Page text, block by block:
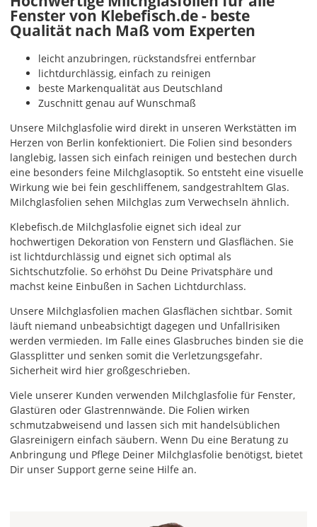
Fenster von Klebefisch.de - beste
Qualität nach Maß vom Experten
leicht anzubringen, rückstandsfrei entfernbar
lichtdurchlässig, einfach zu reinigen
beste Markenqualität aus Deutschland
Zuschnitt genau auf Wunschmaß
Unsere Milchglasfolie wird direkt in unseren Werkstätten im
Herzen von Berlin konfektioniert. Die Folien sind besonders
langlebig, lassen sich einfach reinigen und bestechen durch
eine besonders feine Milchglasoptik. So entsteht eine visuelle
Wirkung wie bei fein geschliffenem, sandgestrahltem Glas.
Milchglasfolien sehen Milchglas zum Verwechseln ähnlich.
Klebefisch.de Milchglasfolie eignet sich ideal zur
hochwertigen Dekoration von Fenstern und Glasflächen. Sie
ist lichtdurchlässig und eignet sich optimal als
Sichtschutzfolie. So erhöhst Du Deine Privatsphäre und
machst keine Einbußen in Sachen Lichtdurchlass.
Unsere Milchglasfolien machen Glasflächen sichtbar. Somit
läuft niemand unbeabsichtigt dagegen und Unfallrisiken
werden vermieden. Im Falle eines Glasbruches binden sie die
Glassplitter und senken somit die Verletzungsgefahr.
Sicherheit wird hier großgeschrieben.
Viele unserer Kunden verwenden Milchglasfolie für Fenster,
Glastüren oder Glastrennwände. Die Folien wirken
schmutzabweisend und lassen sich mit handelsüblichen
Glasreinigern einfach säubern. Wenn Du eine Beratung zu
Anbringung und Pflege Deiner Milchglasfolie benötigst, bietet
Dir unser Support gerne seine Hilfe an.